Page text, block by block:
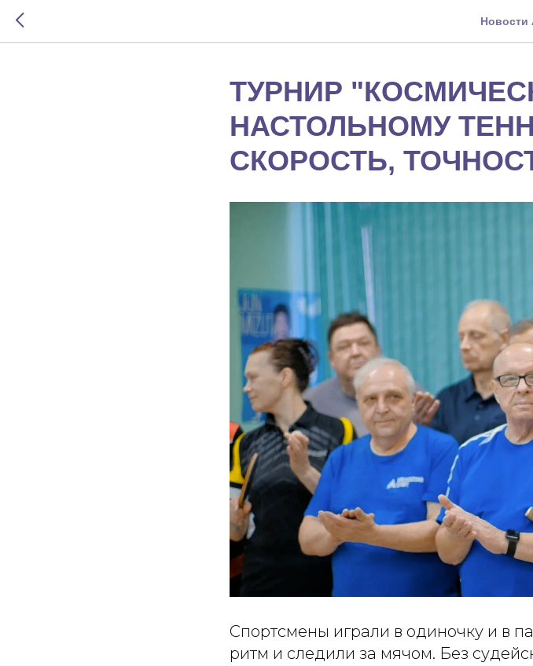
Новости
ТУРНИР
НАСТОЛЬНОМУ
СКОРОСТЬ,
Спортсмены играли в одиночку и в
ритм и следили за мячом. Без